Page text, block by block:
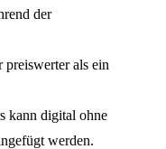
der
als ein
kann digital ohne
werden.